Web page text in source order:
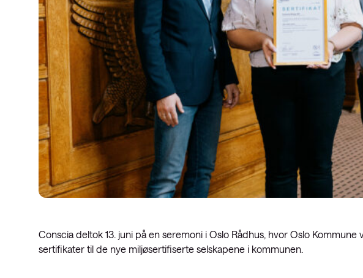
Conscia deltok 13. juni på en seremoni i Oslo Rådhus, hvor Oslo
sertifikater til de nye miljøsertifiserte selskapene i kommunen.